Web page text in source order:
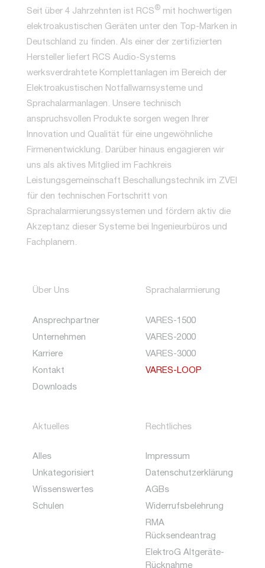
Seit über 4 Jahrzehnten ist RCS® mit hochwertigen
elektroakustischen Geräten unter den Top-Marken in
Deutschland zu finden. Als einer der zertifizierten
Hersteller liefert RCS Audio-Systems
werksverdrahtete Komplettanlagen im Bereich der
Elektroakustischen Notfallwarnsysteme und
Sprachalarmanlagen. Unsere technisch
anspruchsvollen Produkte sorgen wegen Ihrer
Innovation und Qualität für eine ungewöhnliche
Firmenentwicklung. Darüber hinaus engagieren wir
uns als aktives Mitglied im Fachkreis
Leistungsgemeinschaft Beschallungstechnik im ZVEI
für den technischen Fortschritt von
Sprachalarmierungssystemen und fördern aktiv die
Akzeptanz dieser Systeme bei Ingenieurbüros und
Fachplanern.
Über Uns
Ansprechpartner
Unternehmen
Karriere
Kontakt
Downloads
Sprachalarmierung
VARES-1500
VARES-2000
VARES-3000
VARES-LOOP
Aktuelles
Alles
Unkategorisiert
Wissenswertes
Schulen
Rechtliches
Impressum
Datenschutzerklärung
AGBs
Widerrufsbelehrung
RMA
Rücksendeantrag
ElektroG Altgeräte-
Rücknahme